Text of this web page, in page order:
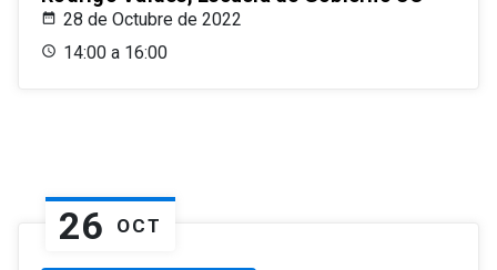
28 de Octubre de 2022
14:00 a 16:00
26 OCT